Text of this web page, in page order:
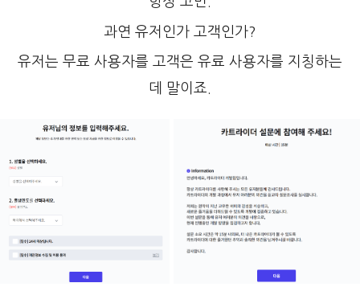
과연 유저인가 고객인가?
유저는 무료 사용자를 고객은 유료 사용자를 지칭하는
데 말이죠.